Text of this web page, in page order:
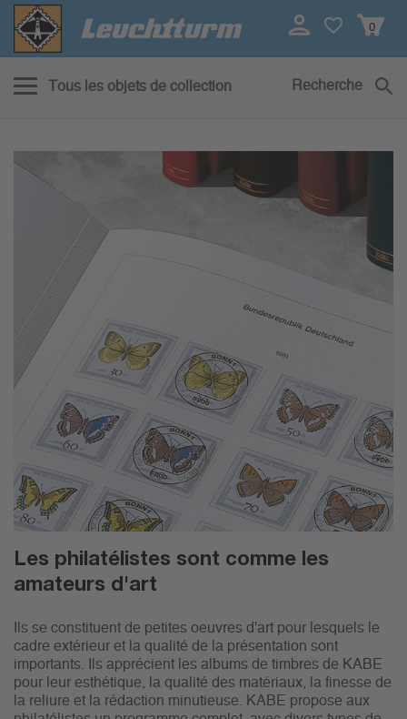
0
Tous les objets de collection Recherche
Les philatélistes sont comme les
amateurs d'art
Ils se constituent de petites oeuvres d'art pour lesquels le
cadre extérieur et la qualité de la présentation sont
importants. Ils apprécient les albums de timbres de KABE
pour leur esthétique, la qualité des matériaux, la finesse de
la reliure et la rédaction minutieuse. KABE propose aux